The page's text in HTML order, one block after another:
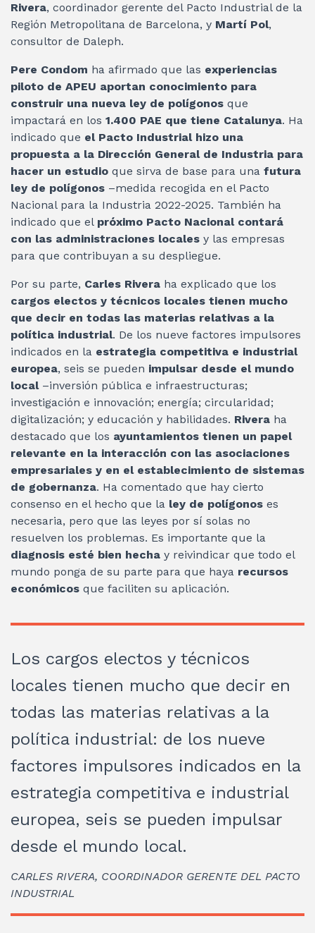
Rivera, coordinador gerente del Pacto Industrial de la
Región Metropolitana de Barcelona, y Martí Pol,
consultor de Daleph.
Pere Condom ha afirmado que las experiencias
piloto de APEU aportan conocimiento para
construir una nueva ley de polígonos que
impactará en los 1.400 PAE que tiene Catalunya. Ha
indicado que el Pacto Industrial hizo una
propuesta a la Dirección General de Industria para
hacer un estudio que sirva de base para una futura
ley de polígonos –medida recogida en el Pacto
Nacional para la Industria 2022-2025. También ha
indicado que el próximo Pacto Nacional contará
con las administraciones locales y las empresas
para que contribuyan a su despliegue.
Por su parte, Carles Rivera ha explicado que los
cargos electos y técnicos locales tienen mucho
que decir en todas las materias relativas a la
política industrial. De los nueve factores impulsores
indicados en la estrategia competitiva e industrial
europea, seis se pueden impulsar desde el mundo
local–inversión pública e infraestructuras;
investigación e innovación; energía; circularidad;
digitalización; y educación y habilidades. Rivera ha
destacado que los ayuntamientos tienen un papel
relevante en la interacción con las asociaciones
empresariales y en el establecimiento de sistemas
de gobernanza. Ha comentado que hay cierto
consenso en el hecho que la ley de polígonos es
necesaria, pero que las leyes por sí solas no
resuelven los problemas. Es importante que la
diagnosis esté bien hecha y reivindicar que todo el
mundo ponga de su parte para que haya recursos
económicos que faciliten su aplicación.
Los cargos electos y técnicos
locales tienen mucho que decir en
todas las materias relativas a la
política industrial: de los nueve
factores impulsores indicados en la
estrategia competitiva e industrial
europea, seis se pueden impulsar
desde el mundo local.
CARLES RIVERA, COORDINADOR GERENTE DEL PACTO
INDUSTRIAL